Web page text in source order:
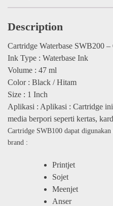
Description
Cartridge Waterbase SWB200
Ink Type : Waterbase Ink
Volume : 47 ml
Color : Black / Hitam
Size : 1 Inch
Aplikasi : Aplikasi : Cartridge
media berpori seperti kertas,
Cartridge SWB100 dapat
brand :
Printjet
Sojet
Meenjet
Anser